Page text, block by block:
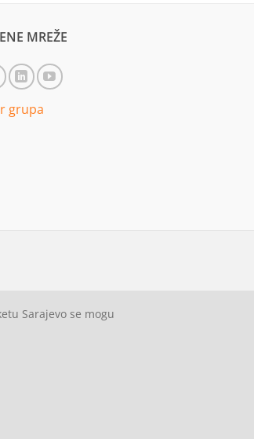
MREŽE
grupa
Sarajevo se mogu